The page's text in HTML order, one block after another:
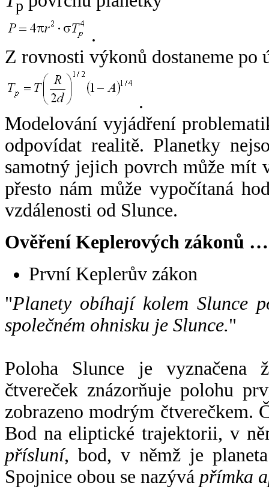
p
.
Z rovnosti výkonů dostaneme po
.
Modelování vyjádření
odpovídat realitě. Planetky
samotný jejich povrch může mít
přesto nám může vypočítaná
vzdálenosti od Slunce.
Ověření Keplerových zákonů …
První Keplerův zákon
"Planety obíhají kolem Slunce
společném ohnisku je Slunce."
Poloha Slunce je vyznačena
čtvereček znázorňuje polohu
zobrazeno modrým čtverečkem.
Bod na eliptické trajektorii, v
přísluní, bod, v němž je
Spojnice obou se nazývá přímka